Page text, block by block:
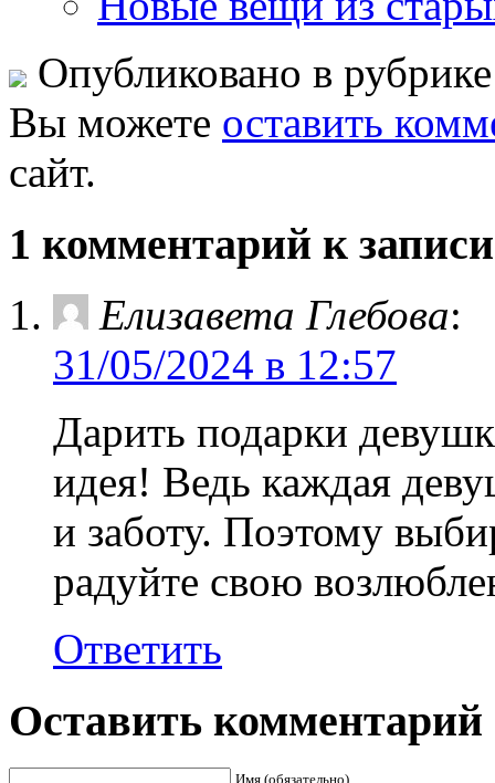
Опубликовано в
Вы можете оставить
сайт.
1 комментарий к
Елизавета Глебова:
31/05/2024 в 12:57
Дарить подарки
идея! Ведь каждая
и заботу. Поэтому
радуйте свою
Ответить
Оставить комментарий
Имя (обязательно)